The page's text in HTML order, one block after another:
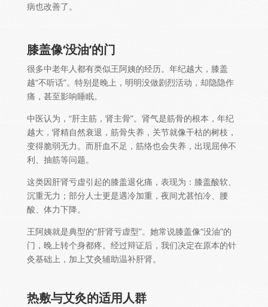
病也改善了。
膝盖像‘没油’的门
很多中老年人都有类似王阿姨的经历。 年纪越大，膝盖
越“不听话”。特别是晚上，明明没做剧烈活动，却隐隐作
痛，甚至影响睡眠。
中医认为 ，“肝主筋，肾主骨”。肾气是筋骨的根本，年纪
越大，肾精自然衰退，筋骨失养，关节就像干枯的树枝，
变得脆弱无力。而肝血不足，筋络也会失养，出现屈伸不
利、抽筋等问题。
这类因肝肾亏虚引起的膝盖退化痛，表现为：膝盖酸软、
沉重无力；部分人士更是遇冷加重，夜间尤甚怕冷、腰
酸、体力下降。
王阿姨就是典型的“肝肾亏虚型”。她常说膝盖像“没油”的
门，晚上转个身都疼。经过辩证后，我们决定在原本的针
灸基础上，加上艾灸辅助温补肝肾。
热敷与艾灸的适用人群